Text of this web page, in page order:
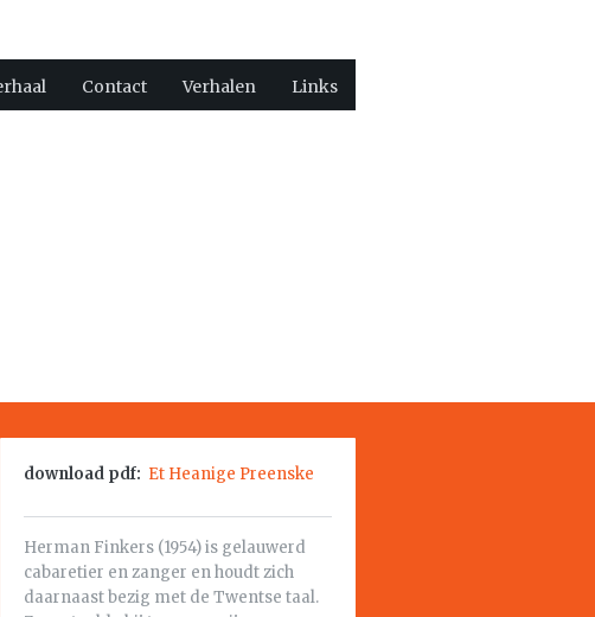
Contact Verhalen Links
download pdf: Et Heanige Preenske
Herman Finkers (1954) is gelauwerd
cabaretier en zanger en houdt zich
daarnaast bezig met de Twentse taal.